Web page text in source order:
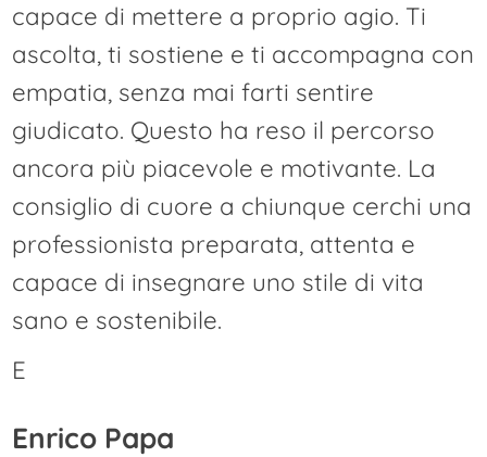
capace di mettere a proprio agio. Ti
ascolta, ti sostiene e ti accompagna con
empatia, senza mai farti sentire
giudicato. Questo ha reso il percorso
ancora più piacevole e motivante. La
consiglio di cuore a chiunque cerchi una
professionista preparata, attenta e
capace di insegnare uno stile di vita
sano e sostenibile.
E
Enrico Papa